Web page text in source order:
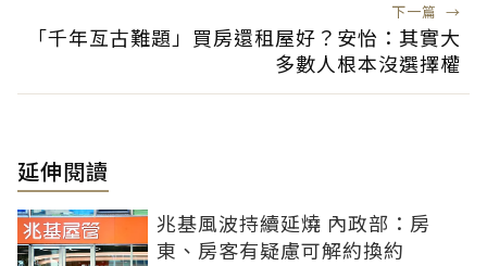
下一篇 →
「千年亙古難題」買房還租屋好？安怡：其實大
多數人根本沒選擇權
延伸閱讀
兆基風波持續延燒 內政部：房
東、房客有疑慮可解約換約